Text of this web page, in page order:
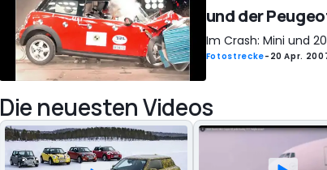
und der
Im Crash: Mini und
Fotostrecke- 20 Apr.
Die neuesten Videos